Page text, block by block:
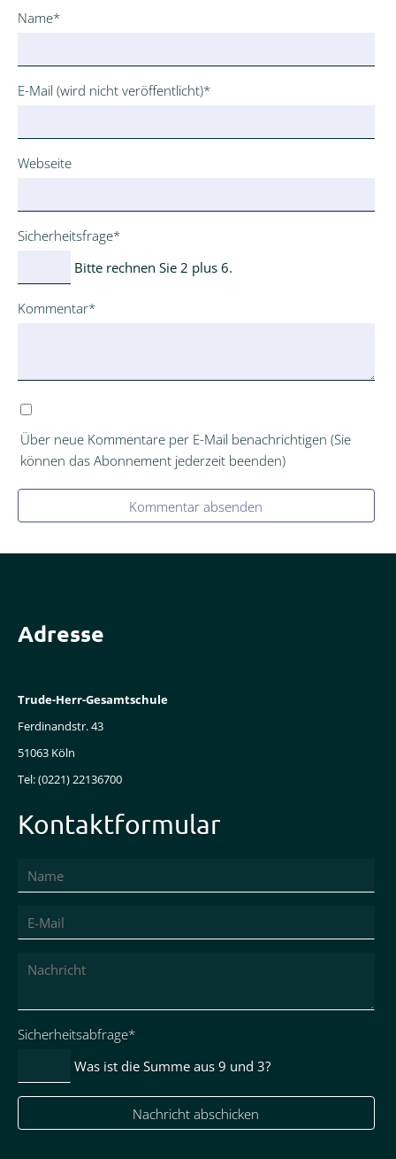
Pflichtfeld
Name*
Pflichtfeld
E-Mail (wird nicht veröffentlicht)*
Webseite
Pflichtfeld
Sicherheitsfrage*
Bitte rechnen Sie 2 plus 6.
Pflichtfeld
Kommentar*
Über neue Kommentare per E-Mail benachrichtigen (Sie
können das Abonnement jederzeit beenden)
Kommentar absenden
Adresse
Trude-Herr-Gesamtschule
Ferdinandstr. 43
51063 Köln
Tel: (0221) 22136700
Kontaktformular
Pflichtfeld
Sicherheitsabfrage*
Was ist die Summe aus 9 und 3?
Nachricht abschicken